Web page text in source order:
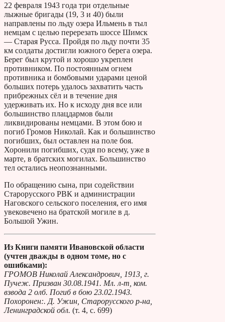
22 февраля 1943 года три отдельные
лыжные бригады (19, 3 и 40) были
направлены по льду озера Ильмень в тыл
немцам с целью перерезать шоссе Шимск
— Старая Русса. Пройдя по льду почти 35
км солдаты достигли южного берега озера.
Берег был крутой и хорошо укреплен
противником. По постоянным огнем
противника и бомбовыми ударами ценой
больших потерь удалось захватить часть
прибрежных сёл и в течение дня
удерживать их. Но к исходу дня все или
большинство плацдармов были
ликвидированы немцами. В этом бою и
погиб Громов Николай. Как и большинство
погибших, был оставлен на поле боя.
Хоронили погибших, судя по всему, уже в
марте, в братских могилах. Большинство
тел остались неопознанными.
По обращению сына, при содействии
Старорусского РВК и администрации
Наговского сельского поселения, его имя
увековечено на братской могиле в д.
Большой Ужин.
Из Книги памяти Ивановской области
(учтен дважды в одном томе, но с
ошибками):
ГРОМОВ Николай Александрович, 1913, г.
Пучеж. Призван 30.08.1941. Мл. л-т, ком.
взвода 2 олб. Погиб в бою 23.02.1943.
Похоронен:. Д. Ужин, Старорусского р-на,
Ленинградской обл. (т. 4, с. 699)